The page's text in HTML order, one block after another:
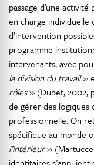
passage d’une
en charge individuelle
d’intervention
programme
intervenants, avec
la division du travail»
rôles» (Dubet, 2002,
de gérer des
professionnelle. On
spécifique au monde
l’intérieur»